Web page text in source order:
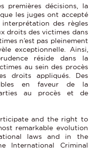
premières décisions, la
les juges ont accepté
des règles
droits des victimes dans
n’est pas pleinement
exceptionnelle. Ainsi,
réside dans la
au sein des procès
droits appliqués. Des
en faveur de la
au procès et de
and the right to
remarkable evolution
laws and in the
International Criminal